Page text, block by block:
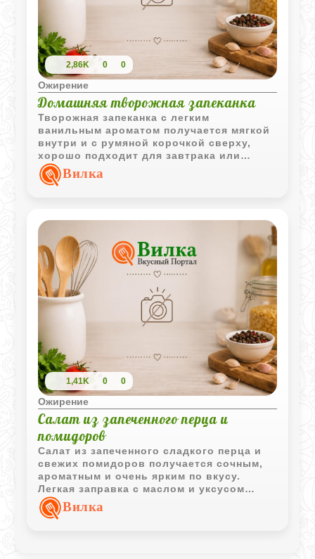
2,86K 0 0
Ожирение
Домашняя творожная запеканка
Творожная запеканка с легким
ванильным ароматом получается мягкой
внутри и с румяной корочкой сверху,
хорошо подходит для завтрака или
домашнего десерта.
Вилка
1,41K 0 0
Ожирение
Салат из запеченного перца и
помидоров
Салат из запеченного сладкого перца и
свежих помидоров получается сочным,
ароматным и очень ярким по вкусу.
Легкая заправка с маслом и уксусом
хорошо подчеркивает сладость овощей.
Вилка